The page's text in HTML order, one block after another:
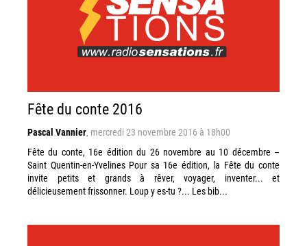
Fête du conte 2016
Pascal Vannier, mercredi 23 novembre 2016 à 18h00
Fête du conte, 16e édition du 26 novembre au 10 décembre –
Saint Quentin-en-Yvelines Pour sa 16e édition, la Fête du conte
invite petits et grands à rêver, voyager, inventer... et
délicieusement frissonner. Loup y es-tu ?... Les bib...